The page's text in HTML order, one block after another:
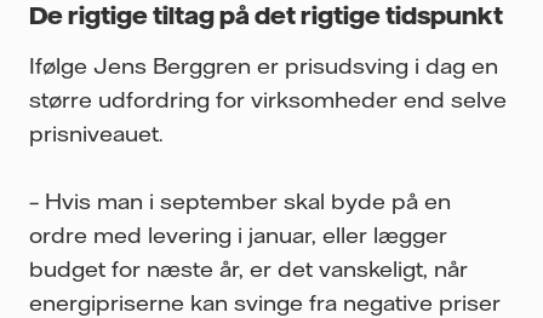
De rigtige tiltag på det rigtige tidspunkt
Ifølge Jens Berggren er prisudsving i dag en
større udfordring for virksomheder end selve
prisniveauet.
– Hvis man i september skal byde på en
ordre med levering i januar, eller lægger
budget for næste år, er det vanskeligt, når
energipriserne kan svinge fra negative priser